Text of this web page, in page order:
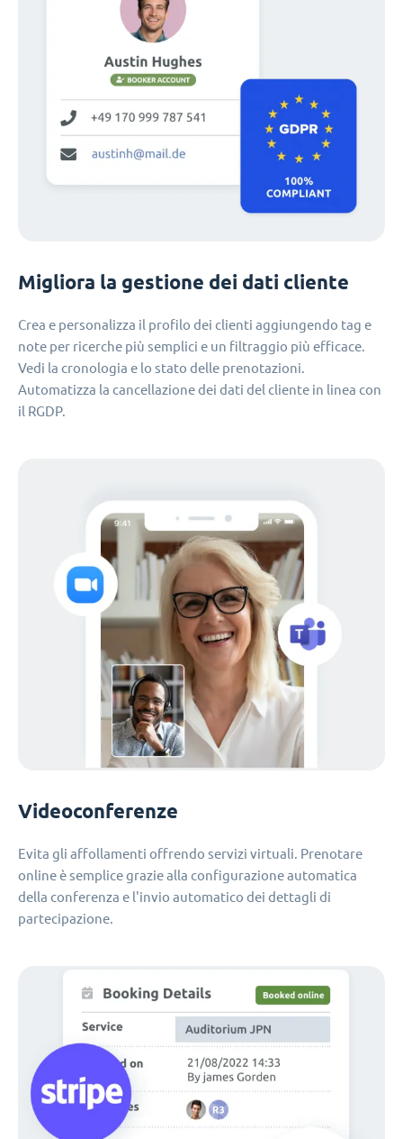
Migliora la gestione dei dati cliente
Crea e personalizza il profilo dei clienti aggiungendo tag e
note per ricerche più semplici e un filtraggio più efficace.
Vedi la cronologia e lo stato delle prenotazioni.
Automatizza la cancellazione dei dati del cliente in linea con
il RGDP.
Videoconferenze
Evita gli affollamenti offrendo servizi virtuali. Prenotare
online è semplice grazie alla configurazione automatica
della conferenza e l'invio automatico dei dettagli di
partecipazione.